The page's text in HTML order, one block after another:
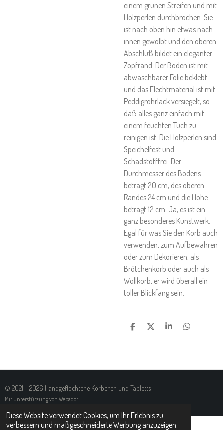
Diese Website verwendet Cookies, um Ihr Erlebnis zu
verbessern und maßgeschneiderte Werbung anzuzeigen.
einem grünen Streifen und mit
Holzperlen durchbrochen. Sie
ist nach oben hin etwas nach
innen gewölbt und den oberen
Abschluß bildet ein eleganter
Zopfrand. Der Boden ist mit
abwaschbarer Folie beklebt
und das Flechtmaterial ist mit
Peddigrohrlack versiegelt, so
daß alles ganz einfach mit
einem feuchten Tuch zu
reinigen ist. Die Holzperlen sind
Speichelfest und
Schadstofffrei. Der
Durchmesser des Bodens
beträgt 20 cm, des oberen
Randes 24 cm und die Höhe
beträgt 12 cm. Ja, es ist ein
ganz besonderes Kunstwerk.
Egal für was Sie den Korb auch
verwenden, zum Aufbewahren
oder zum Dekorieren, als
Brötchenkorb oder auch als
Wollkorb, er wird überall ein
toller Blickfang sein.
T
N
T
N
T
N
T
N
© 2021 - 2026 Handgeflochtene Körbchen und Tabletts
Mit Unterstützung von Webador